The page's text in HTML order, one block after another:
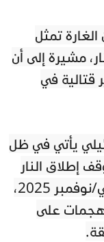
تمثل
مشيرة إلى أن
في
يأتي في ظل
إطلاق النار
منذ بدء العمل به أواخر تشرين الثاني/نوفمبر 2025،
على